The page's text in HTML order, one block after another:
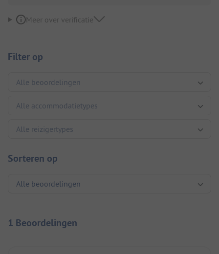
Meer over verificatie
Filter op
Sorteren op
1 Beoordelingen